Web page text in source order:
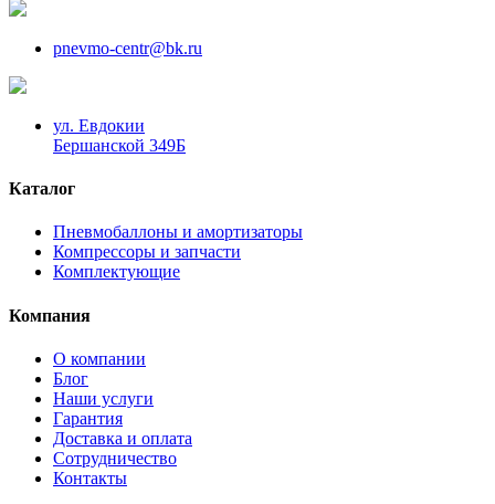
pnevmo-centr@bk.ru
ул. Евдокии
Бершанской 349Б
Каталог
Пневмобаллоны и амортизаторы
Компрессоры и запчасти
Комплектующие
Компания
О компании
Блог
Наши услуги
Гарантия
Доставка и оплата
Сотрудничество
Контакты